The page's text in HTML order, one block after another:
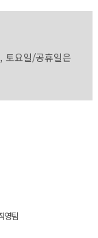
요일/공휴일은
영팀